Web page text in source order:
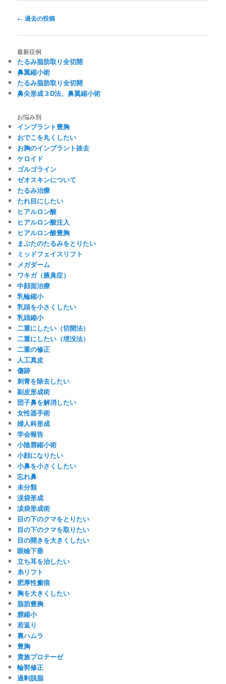
投
ナ
ビ
ゲ
ー
シ
ョ
← 過去の投稿
最新症例
たるみ脂肪取り全切開
鼻翼縮小術
たるみ脂肪取り全切開
鼻尖形成３D法、鼻翼縮小術
お悩み別
インプラント豊胸
おでこを丸くしたい
お胸のインプラント抜去
ケロイド
ゴルゴライン
ゼオスキンについて
たるみ治療
たれ目にしたい
ヒアルロン酸
ヒアルロン酸注入
ヒアルロン酸豊胸
まぶたのたるみをとりたい
ミッドフェイスリフト
メガダーム
ワキガ（腋臭症）
中顔面治療
乳輪縮小
乳頭を小さくしたい
乳頭縮小
二重にしたい（切開法）
二重にしたい（埋没法）
二重の修正
人工真皮
傷跡
刺青を除去したい
副皮形成術
団子鼻を解消したい
女性器手術
婦人科形成
学会報告
小陰唇縮小術
小顔になりたい
小鼻を小さくしたい
忘れ鼻
未分類
涙袋形成
涙袋形成術
目の下のクマをとりたい
目の下のクマを取りたい
目の開きを大きくしたい
眼瞼下垂
立ち耳を治したい
糸リフト
肥厚性瘢痕
胸を大きくしたい
脂肪豊胸
膣縮小
若返り
裏ハムラ
豊胸
貴族プロテーゼ
輪郭修正
過剰脱脂